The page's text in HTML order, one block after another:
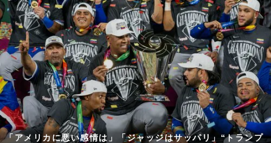
「アメリカに悪い感情は」「ジャッジはサッパリ」“トランプ